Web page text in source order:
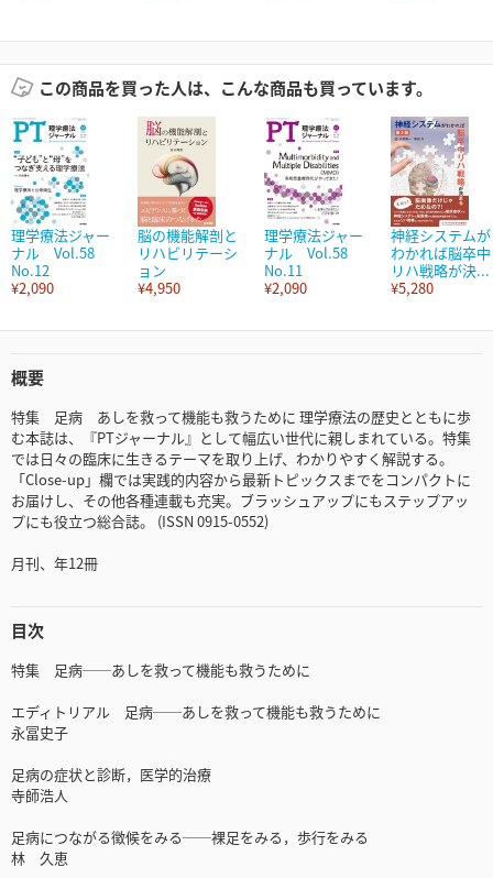
この商品を買った人は、こんな商品も買っています。
理学療法ジャー
ナル Vol.58
No.12
¥2,090
脳の機能解剖と
リハビリテーシ
ョン
¥4,950
理学療法ジャー
ナル Vol.58
No.11
¥2,090
神経システムが
わかれば脳卒中
リハ戦略が決...
¥5,280
概要
特集 足病 あしを救って機能も救うために 理学療法の歴史とともに歩
む本誌は、『PTジャーナル』として幅広い世代に親しまれている。特集
では日々の臨床に生きるテーマを取り上げ、わかりやすく解説する。
「Close-up」欄では実践的内容から最新トピックスまでをコンパクトに
お届けし、その他各種連載も充実。ブラッシュアップにもステップアッ
プにも役立つ総合誌。 (ISSN 0915-0552)
月刊、年12冊
目次
特集 足病──あしを救って機能も救うために
エディトリアル 足病──あしを救って機能も救うために
永冨史子
足病の症状と診断，医学的治療
寺師浩人
足病につながる徴候をみる──裸足をみる，歩行をみる
林 久恵